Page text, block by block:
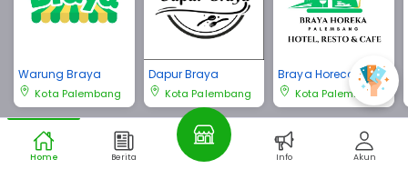
Warung Braya
Kota Palembang
Dapur Braya
Kota Palembang
Braya Horeca Pale
mbang
Kota Palembang
Braya Bali Lihat Semua
Home Berita Info Akun